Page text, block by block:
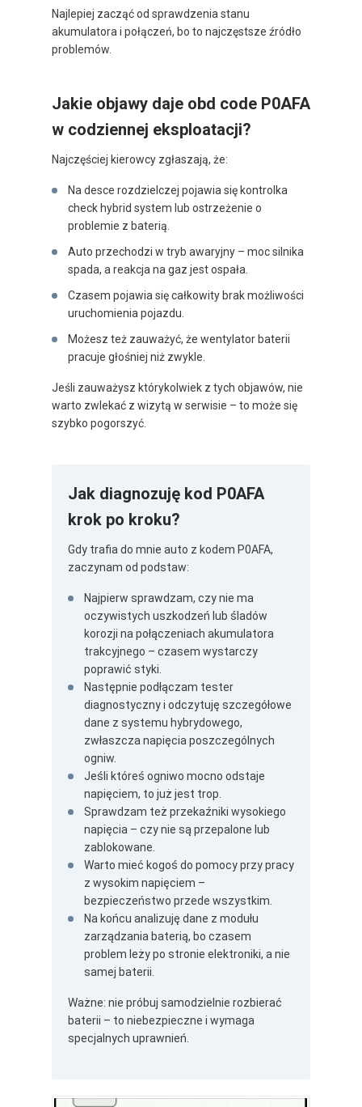
Najlepiej zacząć od sprawdzenia stanu
akumulatora i połączeń, bo to najczęstsze źródło
problemów.
Jakie objawy daje obd code P0AFA
w codziennej eksploatacji?
Najczęściej kierowcy zgłaszają, że:
Na desce rozdzielczej pojawia się kontrolka
check hybrid system lub ostrzeżenie o
problemie z baterią.
Auto przechodzi w tryb awaryjny – moc silnika
spada, a reakcja na gaz jest ospała.
Czasem pojawia się całkowity brak możliwości
uruchomienia pojazdu.
Możesz też zauważyć, że wentylator baterii
pracuje głośniej niż zwykle.
Jeśli zauważysz którykolwiek z tych objawów, nie
warto zwlekać z wizytą w serwisie – to może się
szybko pogorszyć.
Jak diagnozuję kod P0AFA
krok po kroku?
Gdy trafia do mnie auto z kodem P0AFA,
zaczynam od podstaw:
Najpierw sprawdzam, czy nie ma
oczywistych uszkodzeń lub śladów
korozji na połączeniach akumulatora
trakcyjnego – czasem wystarczy
poprawić styki.
Następnie podłączam tester
diagnostyczny i odczytuję szczegółowe
dane z systemu hybrydowego,
zwłaszcza napięcia poszczególnych
ogniw.
Jeśli któreś ogniwo mocno odstaje
napięciem, to już jest trop.
Sprawdzam też przekaźniki wysokiego
napięcia – czy nie są przepalone lub
zablokowane.
Warto mieć kogoś do pomocy przy pracy
z wysokim napięciem –
bezpieczeństwo przede wszystkim.
Na końcu analizuję dane z modułu
zarządzania baterią, bo czasem
problem leży po stronie elektroniki, a nie
samej baterii.
Ważne: nie próbuj samodzielnie rozbierać
baterii – to niebezpieczne i wymaga
specjalnych uprawnień.